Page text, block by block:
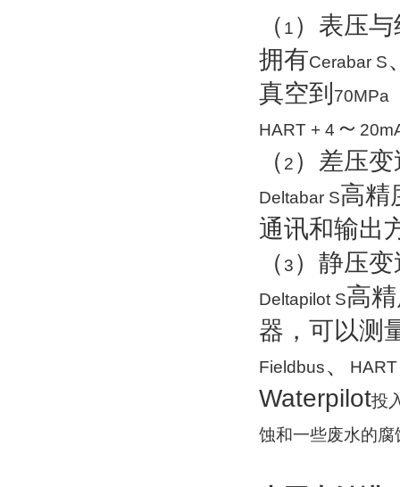
（ 1 ）表压
拥有Cerabar S
真空到 70MPa
HART + 4 ～
（ 2 ）差压
Deltabar S高精
通讯和输出
（3 ）静压
Deltapilot S高
器，可以测
Fieldbus、
Waterpilot投
蚀和一些废水的